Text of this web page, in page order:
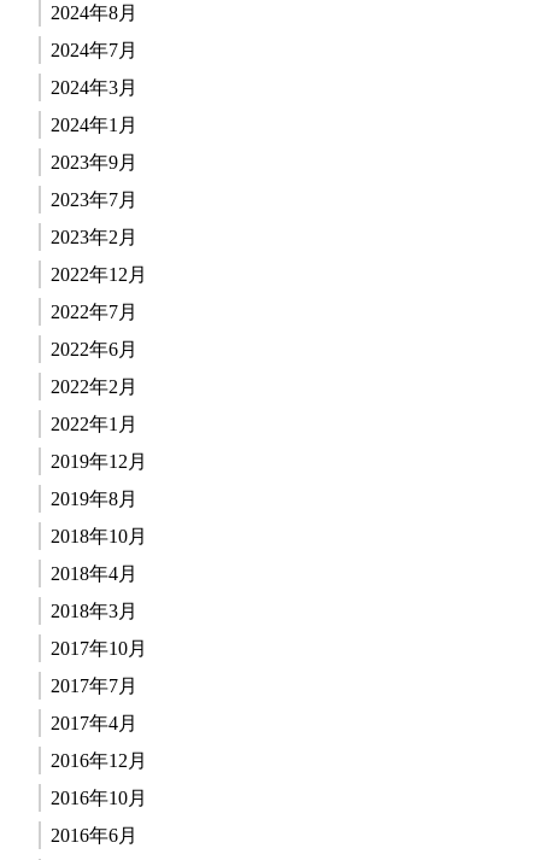
2024年8月
2024年7月
2024年3月
2024年1月
2023年9月
2023年7月
2023年2月
2022年12月
2022年7月
2022年6月
2022年2月
2022年1月
2019年12月
2019年8月
2018年10月
2018年4月
2018年3月
2017年10月
2017年7月
2017年4月
2016年12月
2016年10月
2016年6月